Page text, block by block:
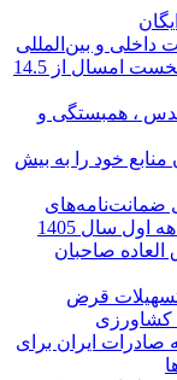
داخلی و بین‌المللی
حق بیمه تولیدی بیمه ملت در چهار ماه نخست امسال از 14.5
مقدس ، همبستگی و
منابع خود را به بیش
منابع و ۱۳۲ درصدی ضمانت‌نامه‌های
سال 1405
صاحبان
ریال تسهیلات قرض
کشاورزی
صادرات ایران برای